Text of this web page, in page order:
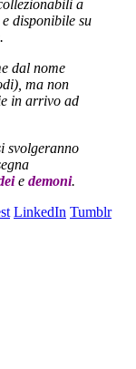
a
disponibile su
dal nome
ma non
in arrivo ad
svolgeranno
e demoni.
LinkedIn Tumblr